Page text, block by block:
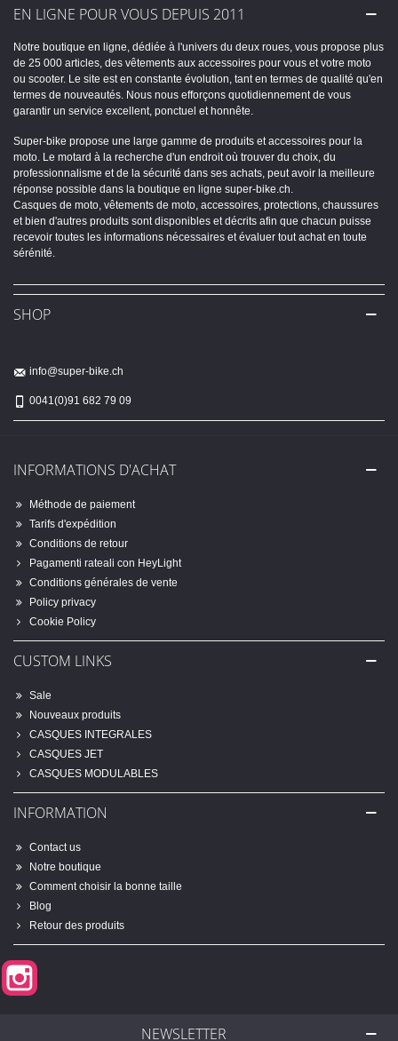
EN LIGNE POUR VOUS DEPUIS 2011
Notre boutique en ligne, dédiée à l'univers du deux roues, vous propose plus
de 25 000 articles, des vêtements aux accessoires pour vous et votre moto
ou scooter. Le site est en constante évolution, tant en termes de qualité qu'en
termes de nouveautés. Nous nous efforçons quotidiennement de vous
garantir un service excellent, ponctuel et honnête.
Super-bike propose une large gamme de produits et accessoires pour la
moto. Le motard à la recherche d'un endroit où trouver du choix, du
professionnalisme et de la sécurité dans ses achats, peut avoir la meilleure
réponse possible dans la boutique en ligne super-bike.ch.
Casques de moto, vêtements de moto, accessoires, protections, chaussures
et bien d'autres produits sont disponibles et décrits afin que chacun puisse
recevoir toutes les informations nécessaires et évaluer tout achat en toute
sérénité.
SHOP
info@super-bike.ch
0041(0)91 682 79 09
INFORMATIONS D'ACHAT
Méthode de paiement
Tarifs d'expédition
Conditions de retour
Pagamenti rateali con HeyLight
Conditions générales de vente
Policy privacy
Cookie Policy
CUSTOM LINKS
Sale
Nouveaux produits
CASQUES INTEGRALES
CASQUES JET
CASQUES MODULABLES
INFORMATION
Contact us
Notre boutique
Comment choisir la bonne taille
Blog
Retour des produits
NEWSLETTER